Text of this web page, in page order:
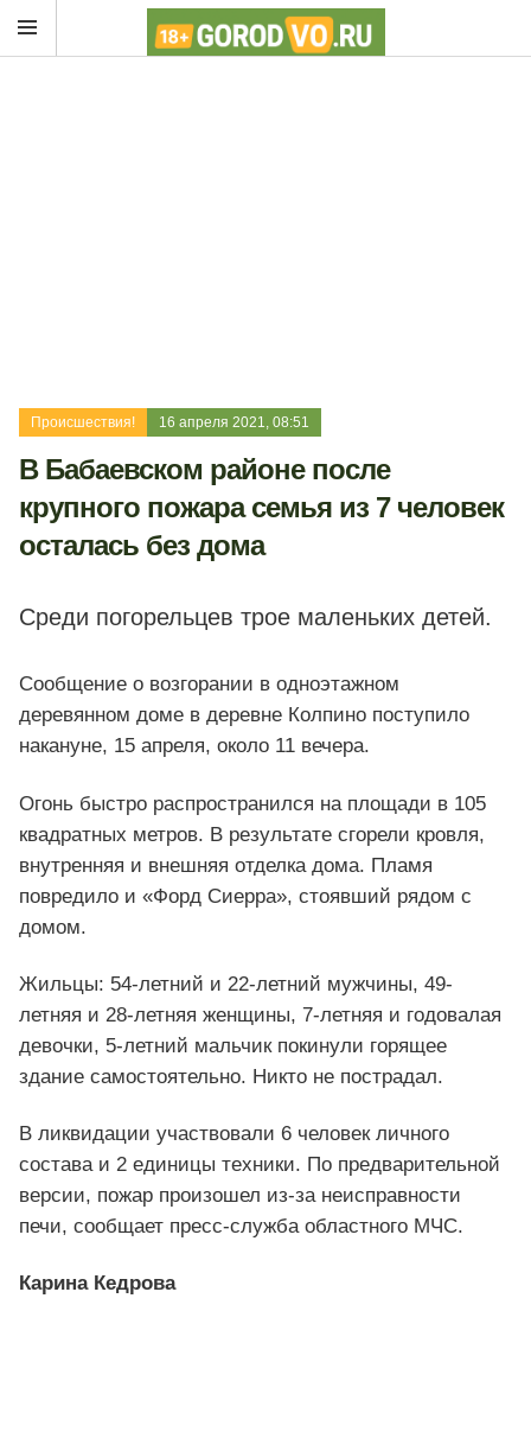
Происшествия! 16 апреля 2021, 08:51
В Бабаевском районе после
крупного пожара семья из 7 человек
осталась без дома
Среди погорельцев трое маленьких детей.
Сообщение о возгорании в одноэтажном
деревянном доме в деревне Колпино поступило
накануне, 15 апреля, около 11 вечера.
Огонь быстро распространился на площади в 105
квадратных метров. В результате сгорели кровля,
внутренняя и внешняя отделка дома. Пламя
повредило и «Форд Сиерра», стоявший рядом с
домом.
Жильцы: 54-летний и 22-летний мужчины, 49-
летняя и 28-летняя женщины, 7-летняя и годовалая
девочки, 5-летний мальчик покинули горящее
здание самостоятельно. Никто не пострадал.
В ликвидации участвовали 6 человек личного
состава и 2 единицы техники. По предварительной
версии, пожар произошел из-за неисправности
печи, сообщает пресс-служба областного МЧС.
Карина Кедрова